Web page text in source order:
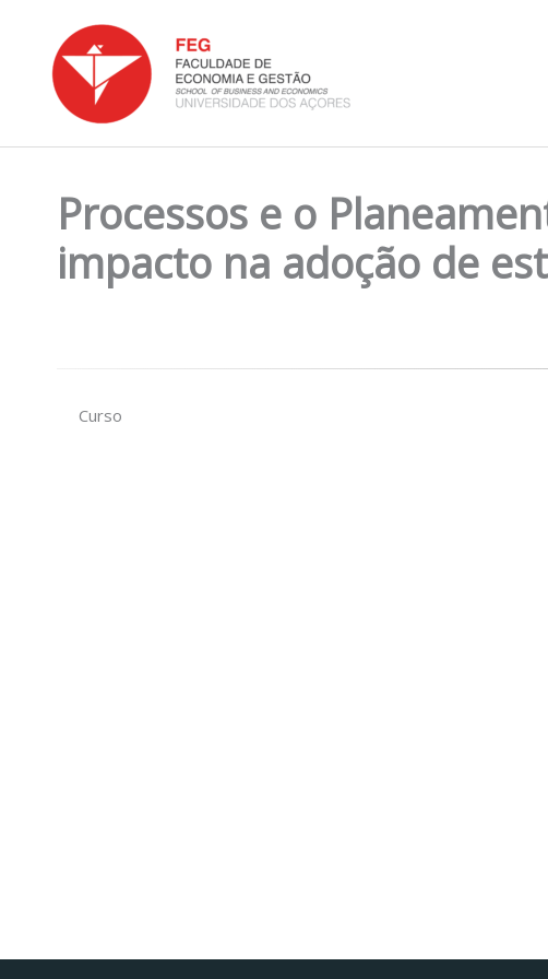
content
Processos e o
impacto na adoção de
Curso